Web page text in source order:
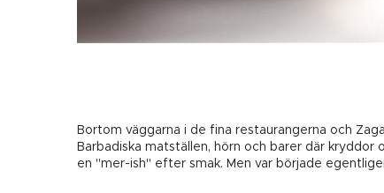
Bortom väggarna i de fina restaurangerna och
Barbadiska matställen, hörn och barer där
en "mer-ish" efter smak. Men var började